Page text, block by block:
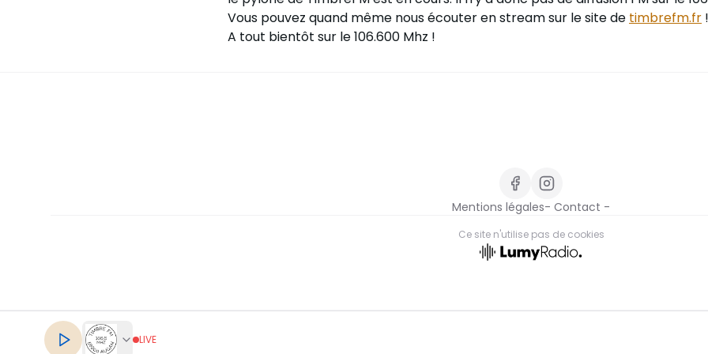
Vous pouvez quand même nous écouter en stream sur le site de timbrefm.fr !
A tout bientôt sur le 106.600 Mhz !
Mentions légales- Contact -
Ce site n'utilise pas de cookies
LIVE